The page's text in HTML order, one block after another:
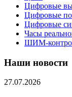
Цифровые
Цифровые
Цифровые
Часы
ШИМ-
Наши новости
27.07.2026